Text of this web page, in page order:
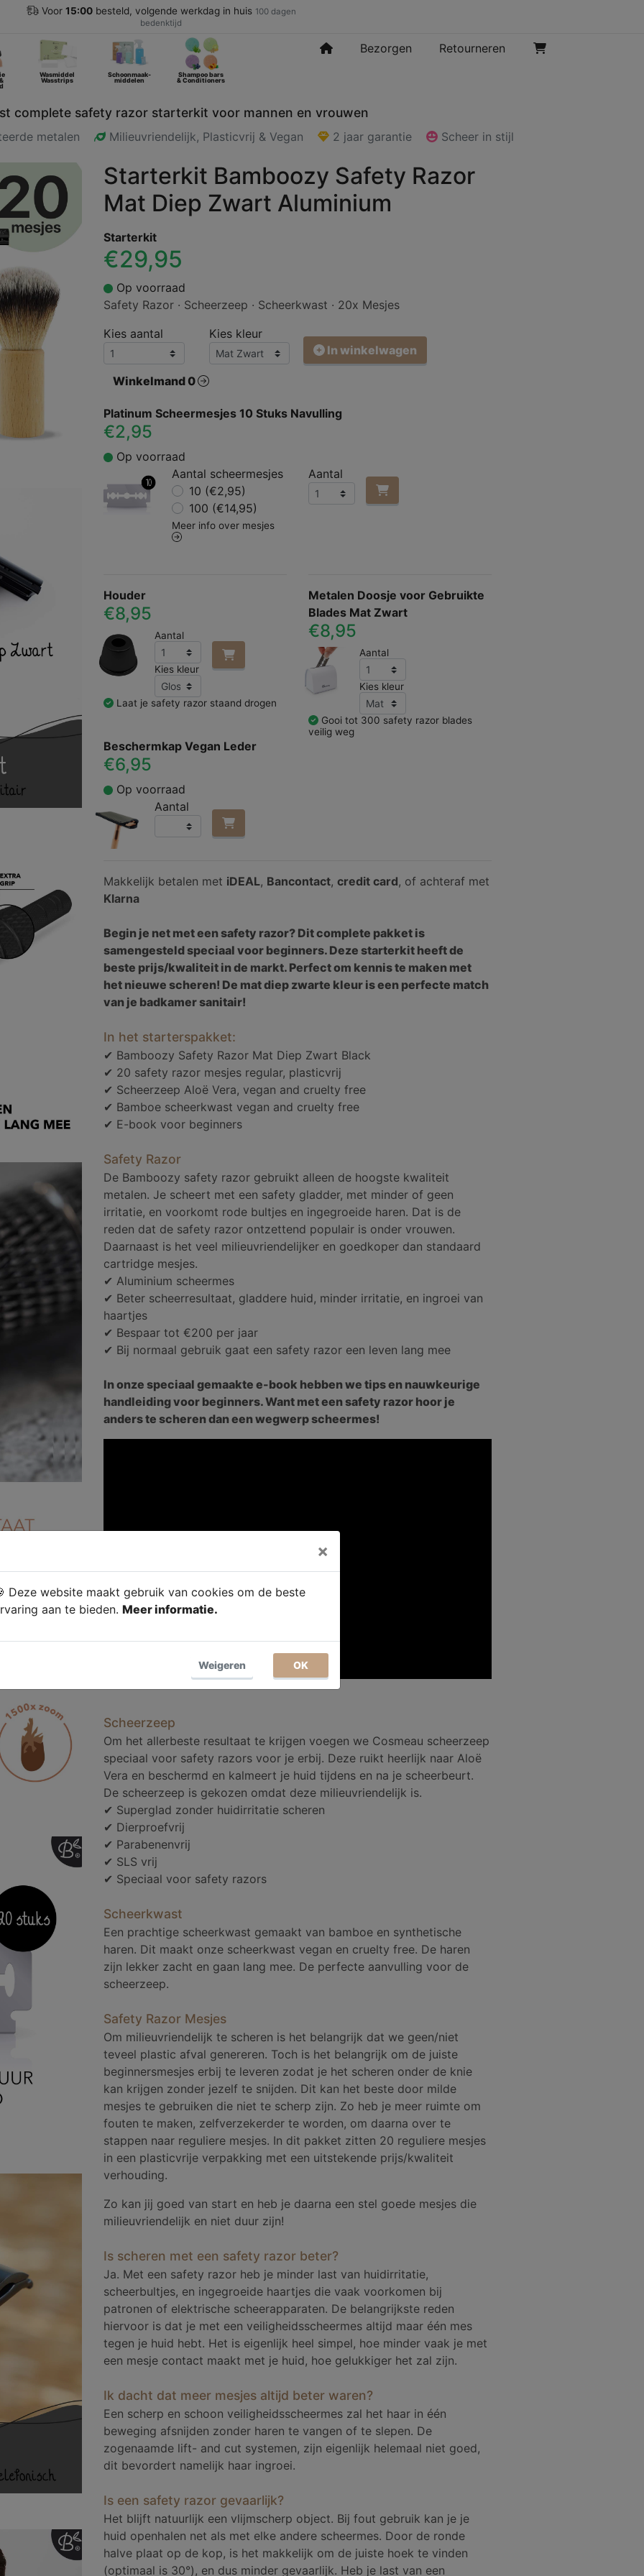
Voor 15:00besteld, volgende werkdag in huis 100 dagen
bedenktijd
Wasmiddel
Wasstrips
Schoonmaak-
middelen
Shampoo bars
& Conditioners
Bezorgen Retourneren
complete safety razor starterkit voor mannen en vrouwen
metalen Milieuvriendelijk, Plasticvrij & Vegan 2 jaar garantie Scheer in stijl
Starterkit Bamboozy Safety Razor
Mat Diep Zwart Aluminium
Starterkit
€29,95
Op voorraad
Safety Razor · Scheerzeep · Scheerkwast · 20x Mesjes
Kies aantal
Kies kleur
In winkelwagen
Winkelmand 0
Platinum Scheermesjes 10 Stuks Navulling
€2,95
Op voorraad
Aantal scheermesjes
10 (€2,95)
100 (€14,95)
Meer info over mesjes
Aantal
Houder
€8,95
Aantal
Kies kleur
Laat je safety razor staand drogen
Metalen Doosje voor Gebruikte
Blades Mat Zwart
€8,95
Aantal
Kies kleur
Gooi tot 300 safety razor blades
veilig weg
Beschermkap Vegan Leder
€6,95
Op voorraad
Aantal
Makkelijk betalen met iDEAL, Bancontact, credit card, of achteraf met
Klarna
Begin je net met een safety razor? Dit complete pakket is
samengesteld speciaal voor beginners. Deze starterkit heeft de
beste prijs/kwaliteit in de markt. Perfect om kennis te maken met
het nieuwe scheren! De mat diep zwarte kleur is een perfecte match
van je badkamer sanitair!
In het starterspakket:
✔ Bamboozy Safety Razor Mat Diep Zwart Black
✔ 20 safety razor mesjes regular, plasticvrij
✔ Scheerzeep Aloë Vera, vegan and cruelty free
✔ Bamboe scheerkwast vegan and cruelty free
✔ E-book voor beginners
Safety Razor
De Bamboozy safety razor gebruikt alleen de hoogste kwaliteit
metalen. Je scheert met een safety gladder, met minder of geen
irritatie, en voorkomt rode bultjes en ingegroeide haren. Dat is de
reden dat de safety razor ontzettend populair is onder vrouwen.
Daarnaast is het veel milieuvriendelijker en goedkoper dan standaard
cartridge mesjes.
✔ Aluminium scheermes
✔ Beter scheerresultaat, gladdere huid, minder irritatie, en ingroei van
haartjes
✔ Bespaar tot €200 per jaar
✔ Bij normaal gebruik gaat een safety razor een leven lang mee
In onze speciaal gemaakte e-book hebben we tips en nauwkeurige
handleiding voor beginners. Want met een safety razor hoor je
anders te scheren dan een wegwerp scheermes!
Scheerzeep
Om het allerbeste resultaat te krijgen voegen we Cosmeau scheerzeep
speciaal voor safety razors voor je erbij. Deze ruikt heerlijk naar Aloë
Vera en beschermd en kalmeert je huid tijdens en na je scheerbeurt.
De scheerzeep is gekozen omdat deze milieuvriendelijk is.
✔ Superglad zonder huidirritatie scheren
✔ Dierproefvrij
✔ Parabenenvrij
✔ SLS vrij
✔ Speciaal voor safety razors
Scheerkwast
Een prachtige scheerkwast gemaakt van bamboe en synthetische
haren. Dit maakt onze scheerkwast vegan en cruelty free. De haren
zijn lekker zacht en gaan lang mee. De perfecte aanvulling voor de
scheerzeep.
Safety Razor Mesjes
Om milieuvriendelijk te scheren is het belangrijk dat we geen/niet
teveel plastic afval genereren. Toch is het belangrijk om de juiste
beginnersmesjes erbij te leveren zodat je het scheren onder de knie
kan krijgen zonder jezelf te snijden. Dit kan het beste door milde
mesjes te gebruiken die niet te scherp zijn. Zo heb je meer ruimte om
fouten te maken, zelfverzekerder te worden, om daarna over te
stappen naar reguliere mesjes. In dit pakket zitten 20 reguliere mesjes
in een plasticvrije verpakking met een uitstekende prijs/kwaliteit
verhouding.
Zo kan jij goed van start en heb je daarna een stel goede mesjes die
milieuvriendelijk en niet duur zijn!
Is scheren met een safety razor beter?
Ja. Met een safety razor heb je minder last van huidirritatie,
scheerbultjes, en ingegroeide haartjes die vaak voorkomen bij
patronen of elektrische scheerapparaten. De belangrijkste reden
hiervoor is dat je met een veiligheidsscheermes altijd maar één mes
tegen je huid hebt. Het is eigenlijk heel simpel, hoe minder vaak je met
een mesje contact maakt met je huid, hoe gelukkiger het zal zijn.
Ik dacht dat meer mesjes altijd beter waren?
Een scherp en schoon veiligheidsscheermes zal het haar in één
beweging afsnijden zonder haren te vangen of te slepen. De
zogenaamde lift- and cut systemen, zijn eigenlijk helemaal niet goed,
dit bevordert namelijk haar ingroei.
Is een safety razor gevaarlijk?
Het blijft natuurlijk een vlijmscherp object. Bij fout gebruik kan je je
huid openhalen net als met elke andere scheermes. Door de ronde
halve plaat op de kop, is het makkelijk om de juiste hoek te vinden
(optimaal is 30°), en dus minder gevaarlijk. Heb je last van een
×
Deze website maakt gebruik van cookies om de beste
aan te bieden. Meer informatie.
Weigeren OK